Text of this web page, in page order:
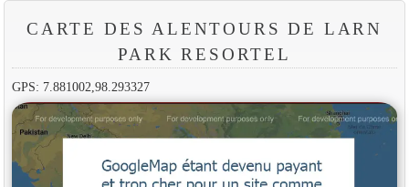
CARTE DES ALENTOURS DE LARN
PARK RESORTEL
GPS: 7.881002,98.293327